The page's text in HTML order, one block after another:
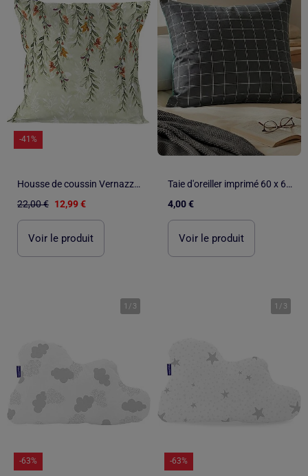
-41%
Housse de coussin Vernazza "Happyfriday
22,00 € 12,99 €
Voir le produit
Taie d'oreiller imprimé 60 x 60 cm - Kiabi Home
4,00 €
Voir le produit
1 / 3
-63%
1 / 3
-63%